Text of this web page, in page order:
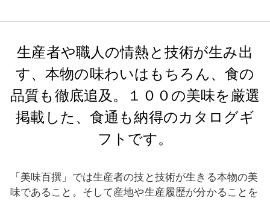
生産者や職人の情熱と技術が生み出
す、本物の味わいはもちろん、食の
品質も徹底追及。１００の美味を厳選
掲載した、食通も納得のカタログギ
フトです。
「美味百撰」では生産者の技と技術が生きる本物の美
味であること。そして産地や生産履歴が分かることを